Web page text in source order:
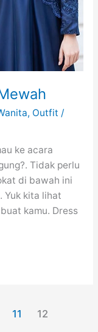
, Outfit /
ke acara
Tidak perlu
di bawah ini
Yuk kita lihat
kamu. Dress
11 12